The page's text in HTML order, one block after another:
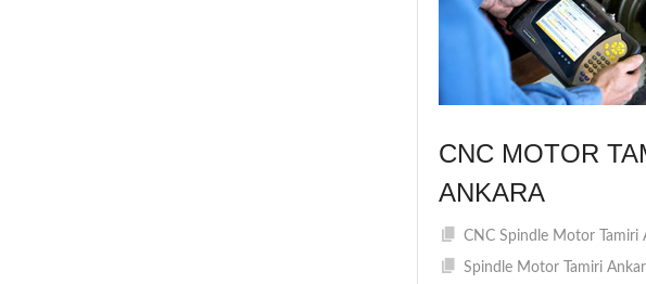
CNC MOTOR
ANKARA
CNC Spindle Motor Tamiri
Spindle Motor Tamiri